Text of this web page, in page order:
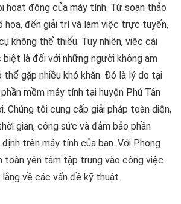
hoạt động của máy tính. Từ soạn thảo
họa, đến giải trí và làm việc trực tuyến,
không thể thiếu. Tuy nhiên, việc cài
là đối với những người không am
thể gặp nhiều khó khăn. Đó là lý do tại
mềm máy tính tại huyện Phú Tân
Chúng tôi cung cấp giải pháp toàn diện,
gian, công sức và đảm bảo phần
trên máy tính của bạn. Với Phong
toàn yên tâm tập trung vào công việc
về các vấn đề kỹ thuật.